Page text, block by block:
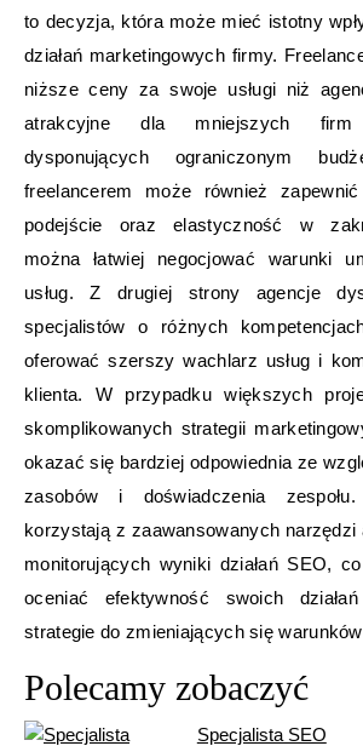
to decyzja, która może mieć istotny
działań marketingowych firmy.
niższe ceny za swoje usługi niż
atrakcyjne dla mniejszych
dysponujących ograniczonym
freelancerem może również
podejście oraz elastyczność w
można łatwiej negocjować warunki
usług. Z drugiej strony agencje
specjalistów o różnych
oferować szerszy wachlarz usług i
klienta. W przypadku większych
skomplikowanych strategii
okazać się bardziej odpowiednia ze
zasobów i doświadczenia
korzystają z zaawansowanych narzędzi
monitorujących wyniki działań SEO,
oceniać efektywność swoich
strategie do zmieniających się
Polecamy zobaczyć
Specjalista SEO